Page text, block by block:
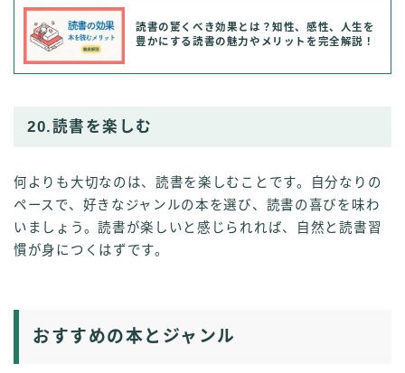
読書の驚くべき効果とは？知性、感性、人生を
豊かにする読書の魅力やメリットを完全解説！
20.読書を楽しむ
何よりも大切なのは、読書を楽しむことです。自分なりの
ペースで、好きなジャンルの本を選び、読書の喜びを味わ
いましょう。読書が楽しいと感じられれば、自然と読書習
慣が身につくはずです。
おすすめの本とジャンル